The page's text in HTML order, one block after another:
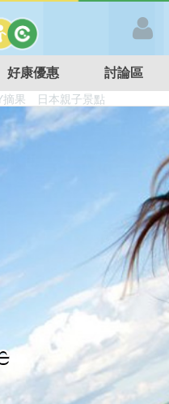
好康優惠 討論區
摘果
日本親子景點
廳 溫泉泡湯SPA